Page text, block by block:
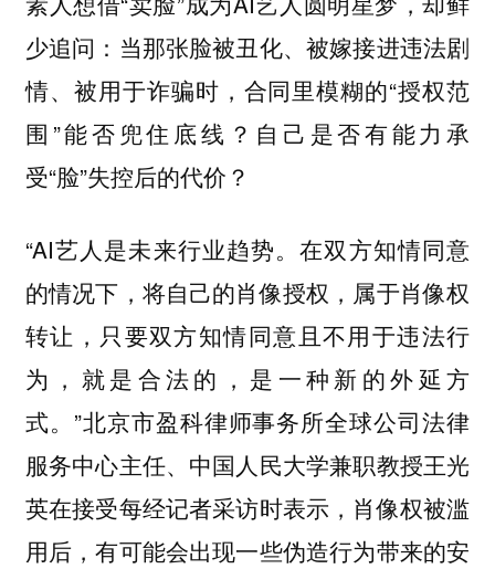
少追问：当那张脸被丑化、被嫁接进违法剧
情、被用于诈骗时，合同里模糊的“授权范
围”能否兜住底线？自己是否有能力承
受“脸”失控后的代价？
“AI艺人是未来行业趋势。在双方知情同意
的情况下，将自己的肖像授权，属于肖像权
转让，只要双方知情同意且不用于违法行
为，就是合法的，是一种新的外延方
式。”北京市盈科律师事务所全球公司法律
服务中心主任、中国人民大学兼职教授王光
英在接受每经记者采访时表示，肖像权被滥
用后，有可能会出现一些伪造行为带来的安